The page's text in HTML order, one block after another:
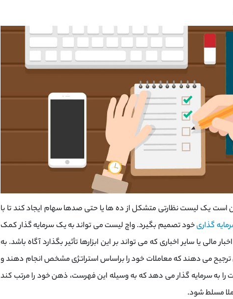
یک لیست نظارتی متشکل از ده ها یا حتی صدها سهام ایجاد کند تا با
گذاریخود تصمیم بگیرد. واچ لیست می تواند به یک سرمایه گذار کمک
مالی یا سایر اخباری که می تواند بر این ابزارها تأثیر بگذارد آگاه باشد. به
ترجیح می دهند که معاملات خود را براساس استراتژی مشخص انجام دهند و
را به سرمایه گذار می دهد که به وسیله این فهرست، ذهن خود را مرتب کند
مسلط شود.